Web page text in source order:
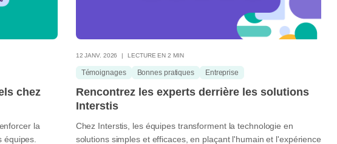
chez
la
12 JANV. 2026 LECTURE EN 2 MIN
Témoignages Bonnes pratiques Entreprise
Rencontrez les experts derrière les solutions
Interstis
Chez Interstis, les équipes transforment la technologie en
solutions simples et efficaces, en plaçant l'humain et l'expérience